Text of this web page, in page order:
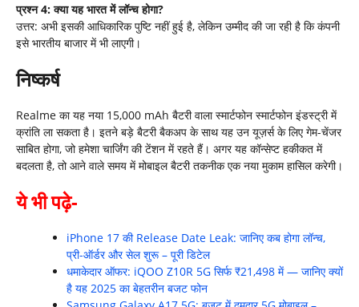
प्रश्न4:क्या यह भारत में लॉन्च होगा?
उत्तर: अभी इसकी आधिकारिक पुष्टि नहीं हुई है, लेकिन उम्मीद की जा रही है कि कंपनी
इसे भारतीय बाजार में भी लाएगी।
निष्कर्ष
Realme का यह नया 15,000 mAh बैटरी वाला स्मार्टफोन स्मार्टफोन इंडस्ट्री में
क्रांति ला सकता है। इतने बड़े बैटरी बैकअप के साथ यह उन यूज़र्स के लिए गेम-चेंजर
साबित होगा, जो हमेशा चार्जिंग की टेंशन में रहते हैं। अगर यह कॉन्सेप्ट हकीकत में
बदलता है, तो आने वाले समय में मोबाइल बैटरी तकनीक एक नया मुकाम हासिल करेगी।
ये भी पढ़े-
iPhone 17 की Release Date Leak: जानिए कब होगा लॉन्च,
प्री-ऑर्डर और सेल शुरू – पूरी डिटेल
धमाकेदार ऑफर: iQOO Z10R 5G सिर्फ ₹21,498 में — जानिए क्यों
है यह 2025 का बेहतरीन बजट फोन